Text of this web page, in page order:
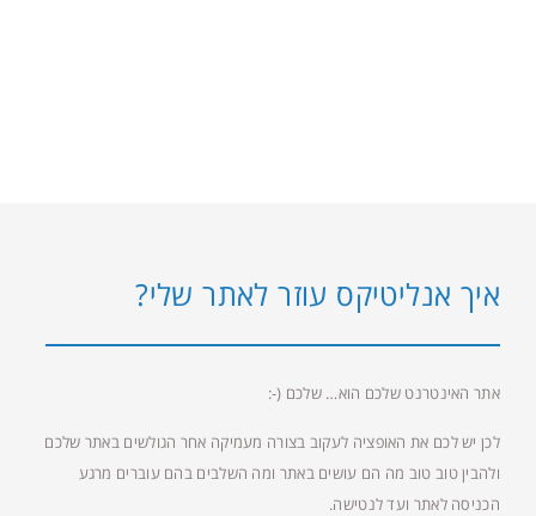
איך אנליטיקס עוזר לאתר שלי?
אתר האינטרנט שלכם הוא… שלכם (-:
לכן יש לכם את האופציה לעקוב בצורה מעמיקה אחר הגולשים באתר שלכם
ולהבין טוב טוב מה הם עושים באתר ומה השלבים בהם עוברים מרגע
הכניסה לאתר ועד לנטישה.